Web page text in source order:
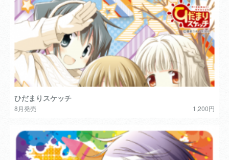
ひだまりスケッチ
8月発売 1,200円